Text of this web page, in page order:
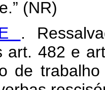
(NR)
.
art. 482 e
de